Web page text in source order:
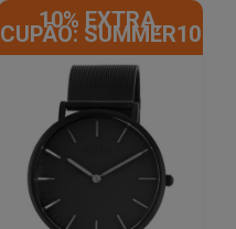
10% EXTRA,
CUPÃO: SUMMER10